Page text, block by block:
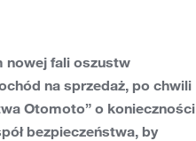
nowej fali oszustw
na sprzedaż, po chwili
Otomoto” o konieczności
bezpieczeństwa, by